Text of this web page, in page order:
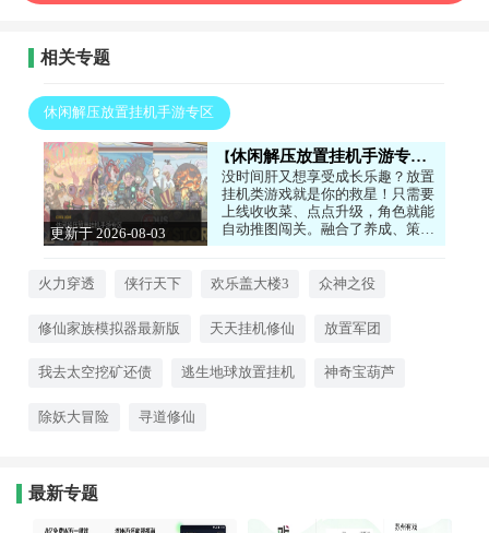
相关专题
休闲解压放置挂机手游专区
更新于 2026-08-03
休闲解压放置挂机手游专区
没时间肝又想享受成长乐趣？放置
挂机类游戏就是你的救星！只需要
上线收收菜、点点升级，角色就能
自动推图闯关。融合了养成、策
略、RPG等多种元素，轻松佛系也
益，每天花几分钟就能玩得明明白
看吧！
火力穿透 侠行天下 欢乐盖大楼3 众神之役
修仙家族模拟器最新版 天天挂机修仙 放置军团
我去太空挖矿还债 逃生地球放置挂机 神奇宝葫芦
除妖大冒险 寻道修仙
最新专题